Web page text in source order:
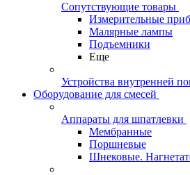
Сопутствующие товары
Измерительные
Малярные лампы
Подъемники
Еще
Устройства внутренней
Оборудование для смесей
Аппараты для шпатлевки
Мембранные
Поршневые
Шнековые.